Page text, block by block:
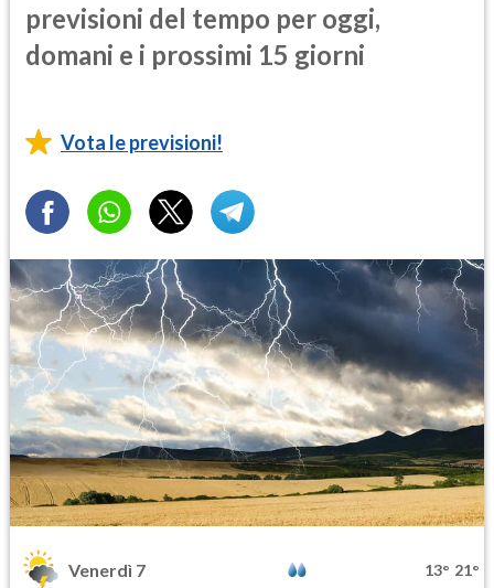
previsioni del tempo per oggi,
domani e i prossimi 15 giorni
Vota le previsioni!
Venerdì 7 13° 21°